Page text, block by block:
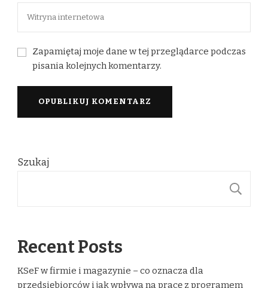
Zapamiętaj moje dane w tej przeglądarce podczas
pisania kolejnych komentarzy.
Szukaj
Recent Posts
KSeF w firmie i magazynie – co oznacza dla
przedsiębiorców i jak wpływa na pracę z programem